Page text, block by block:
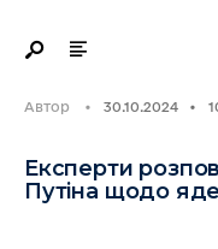
Автор • 30.10.2024 •
Експерти
Путіна щодо